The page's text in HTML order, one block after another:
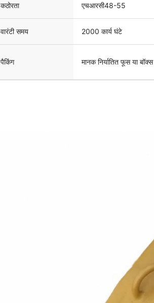
कठोरता एचआरसी48-55
वारंटी समय 2000 कार्य घंटे
पैकिंग मानक निर्यातित फूस या बॉक्स